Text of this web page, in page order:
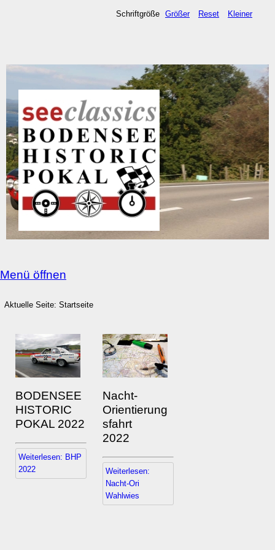
Menü öffnen
Aktuelle Seite: Startseite
Schriftgröße Größer Reset Kleiner
BODENSEE
HISTORIC
POKAL 2022
Weiterlesen: BHP
2022
Nacht-
Orientierung
sfahrt
2022
Weiterlesen:
Nacht-Ori
Wahlwies